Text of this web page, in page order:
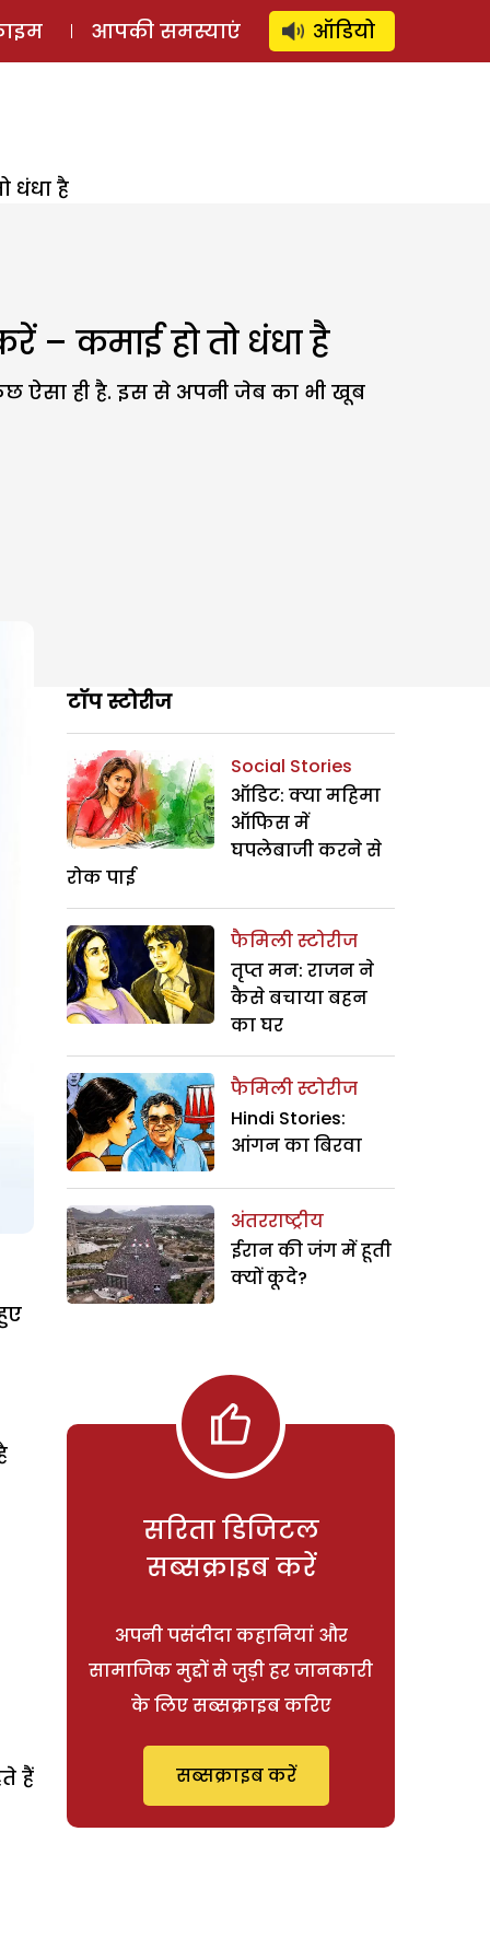
लॉग इन ⚲ SUBSCRIBE
आपकी समस्याएं ऑडियो
धंधा है
– कमाई हो तो धंधा है
कुछ ऐसा ही है. इस से अपनी जेब का भी खूब
हैं
टॉप स्टोरीज
Social Stories
ऑडिट: क्या महिमा
ऑफिस में
घपलेबाजी करने से
रोक पाई
फैमिली स्टोरीज
तृप्त मन: राजन ने
कैसे बचाया बहन
का घर
फैमिली स्टोरीज
Hindi Stories:
आंगन का बिरवा
अंतरराष्ट्रीय
ईरान की जंग में हूती
क्यों कूदे?
सरिता डिजिटल
सब्सक्राइब करें
अपनी पसंदीदा कहानियां और
सामाजिक मुद्दों से जुड़ी हर जानकारी
के लिए सब्सक्राइब करिए
सब्सक्राइब करें